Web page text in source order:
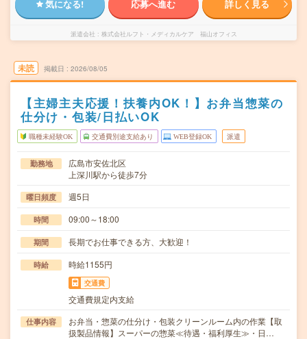
気になる! 応募へ進む 詳しく見る
派遣会社 株式会社ルフト・メディカルケア 福山オフィス
未読 掲載日 2026/08/05
【主婦主夫応援！扶養内OK！】お弁当惣菜の
仕分け・包装/日払いOK
職種未経験OK 交通費別途支給あり WEB登録OK 派遣
勤務地
広島市安佐北区
上深川駅から徒歩7分
曜日頻度 週5日
時間 09:00～18:00
期間 長期でお仕事できる方、大歓迎！
時給 時給1155円
交通費
交通費規定内支給
仕事内容
お弁当・惣菜の仕分け・包装クリーンルーム内の作業【取
扱製品情報】スーパーの惣菜≪待遇・福利厚生≫・日…